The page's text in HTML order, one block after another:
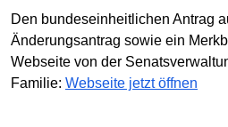
Den bundeseinheitlichen Antrag
Änderungsantrag sowie ein
Webseite von der
Familie: Webseite jetzt öffnen